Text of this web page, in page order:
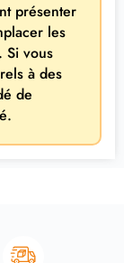
présenter
les
Si vous
à des
de